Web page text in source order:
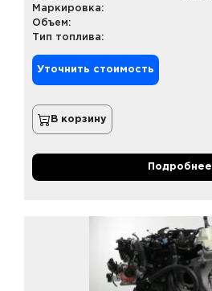
Маркировка:
Объем:
Тип топлива:
Уточнить стоимость
В корзину
Подробнее